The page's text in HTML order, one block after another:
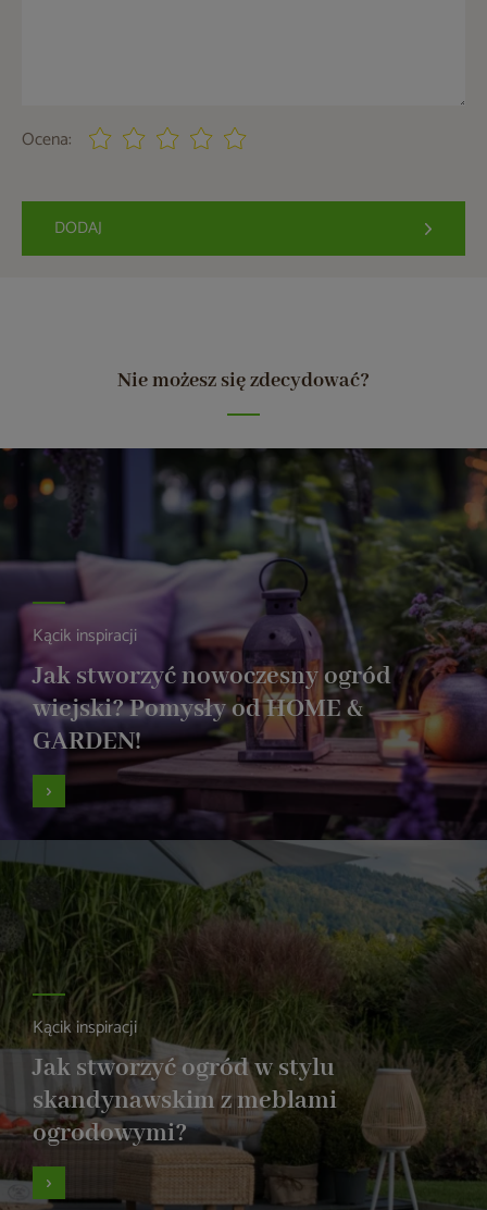
Ocena:
DODAJ
Nie możesz się zdecydować?
Kącik inspiracji
Jak stworzyć nowoczesny ogród
wiejski? Pomysły od HOME &
GARDEN!
Kącik inspiracji
Jak stworzyć ogród w stylu
skandynawskim z meblami
ogrodowymi?